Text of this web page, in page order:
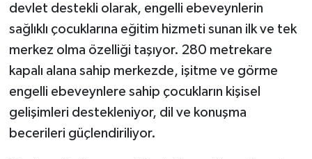
devlet destekli olarak, engelli ebeveynlerin
sağlıklı çocuklarına eğitim hizmeti sunan ilk ve tek
merkez olma özelliği taşıyor. 280 metrekare
kapalı alana sahip merkezde, işitme ve görme
engelli ebeveynlere sahip çocukların kişisel
gelişimleri destekleniyor, dil ve konuşma
becerileri güçlendiriliyor.